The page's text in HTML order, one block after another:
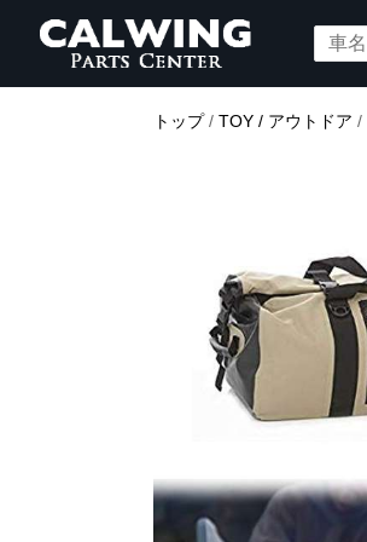
トップ/ TOY / アウトドア /